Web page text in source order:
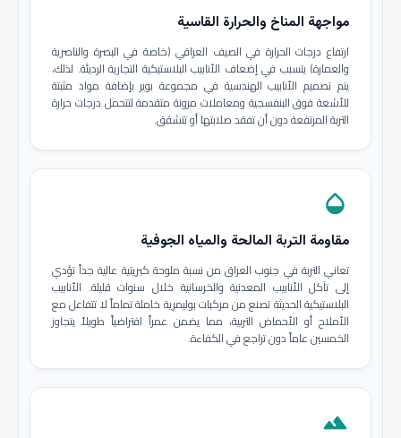
مواجهة المناخ والحرارة القاسية
ارتفاع درجات الحرارة في الصيف العراقي (خاصة في البصرة والناصرية
والعمارة) يتسبب في إضعاف الأنابيب البلاستيكية التجارية الرديئة. لذلك،
يتم تصميم الأنابيب الهندسية في مجموعة بوير بإضافة مواد مثبتة
للأشعة فوق البنفسجية ومعاملات مرونة متقدمة لتتحمل درجات حرارة
التربة المرتفعة دون أن تفقد صلابتها أو تتشقق.
opacity
مقاومة التربة المالحة والمياه الجوفية
تعاني التربة في جنوب العراق من نسبة ملوحة كبريتية عالية جداً تؤدي
إلى تآكل الأنابيب المعدنية والخرسانية خلال سنوات قليلة. الأنابيب
البلاستيكية الحديثة تصنع من مركبات بوليمرية خاملة تماماً لا تتفاعل مع
الأملاح أو الأحماض التربية، مما يضمن عمراً افتراضياً طويلاً يتجاوز
الخمسين عاماً دون تراجع في الكفاءة.
terrain